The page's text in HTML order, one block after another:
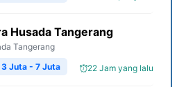
Husada Tangerang
Tangerang
22 Jam yang lalu
3 Juta - 7 Juta